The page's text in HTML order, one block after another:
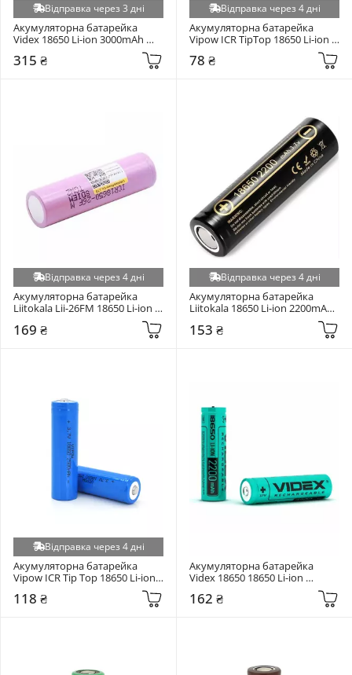
Відправка через 3 дні
Акумуляторна батарейка
Videx 18650 Li-ion 3000mAh
315 ₴
Відправка через 4 дні
Акумуляторна батарейка
Vipow ICR TipTop 18650 Li-ion
1800mAhTT)
78 ₴
Відправка через 4 дні
Акумуляторна батарейка
Liitokala Lii-26FM 18650 Li-ion
169 ₴
Відправка через 4 дні
Акумуляторна батарейка
Liitokala 18650 Li-ion 2200mAh
153 ₴
Відправка через 4 дні
Акумуляторна батарейка
Vipow ICR Tip Top 18650 Li-ion
2500mAhTT)
118 ₴
Акумуляторна батарейка
Videx 18650 18650 Li-ion
162 ₴